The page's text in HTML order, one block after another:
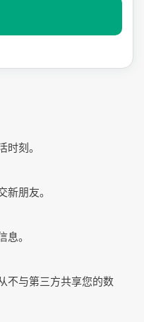
时刻。
新朋友。
息。
不与第三方共享您的数